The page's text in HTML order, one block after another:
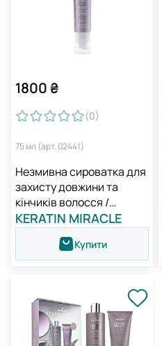
1800₴
(0)
75 мл (арт. 02441)
Незмивна сироватка для
захисту довжини та
кінчиків волосся /
Medavita Keratin Miracle
Go Smooth Hair
Foundation Serum
KERATIN MIRACLE
Купити